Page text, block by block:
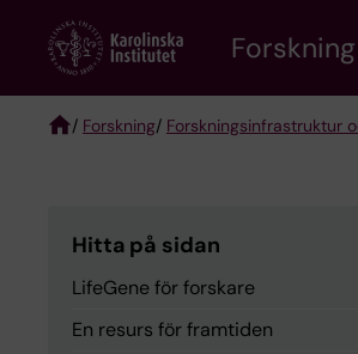
content
Forskning
/ Forskning/ Forskningsinfrastruktur
Hitta på sidan
LifeGene för forskare
En resurs för framtiden